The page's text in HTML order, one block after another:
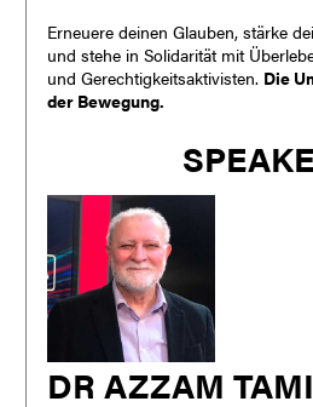
Erneuere deinen Glauben, stärke
und stehe in Solidarität mit
und Gerechtigkeitsaktivisten. Die
der Bewegung.
DR AZZAM